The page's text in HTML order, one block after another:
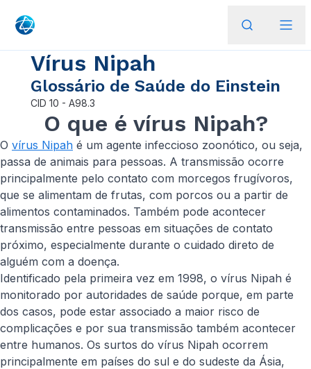
Vírus Nipah
Glossário de Saúde do Einstein
CID 10 - A98.3
O que é vírus Nipah?
O vírus Nipah é um agente infeccioso zoonótico, ou seja,
passa de animais para pessoas. A transmissão ocorre
principalmente pelo contato com morcegos frugívoros,
que se alimentam de frutas, com porcos ou a partir de
alimentos contaminados. Também pode acontecer
transmissão entre pessoas em situações de contato
próximo, especialmente durante o cuidado direto de
alguém com a doença.
Identificado pela primeira vez em 1998, o vírus Nipah é
monitorado por autoridades de saúde porque, em parte
dos casos, pode estar associado a maior risco de
complicações e por sua transmissão também acontecer
entre humanos. Os surtos do vírus Nipah ocorrem
principalmente em países do sul e do sudeste da Ásia,